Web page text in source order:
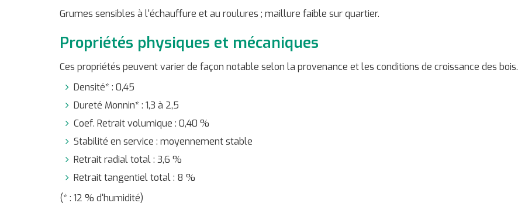
Grumes sensibles à l'échauffure et au roulures ; maillure faible sur quartier.
Propriétés physiques et mécaniques
Ces propriétés peuvent varier de façon notable selon la provenance et les conditions de croissance des bois.
Densité* : 0,45
Dureté Monnin* : 1,3 à 2,5
Coef. Retrait volumique : 0,40 %
Stabilité en service : moyennement stable
Retrait radial total : 3,6 %
Retrait tangentiel total : 8 %
(* : 12 % d'humidité)